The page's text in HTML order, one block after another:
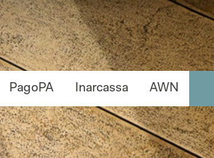
PagoPA Inarcassa AWN